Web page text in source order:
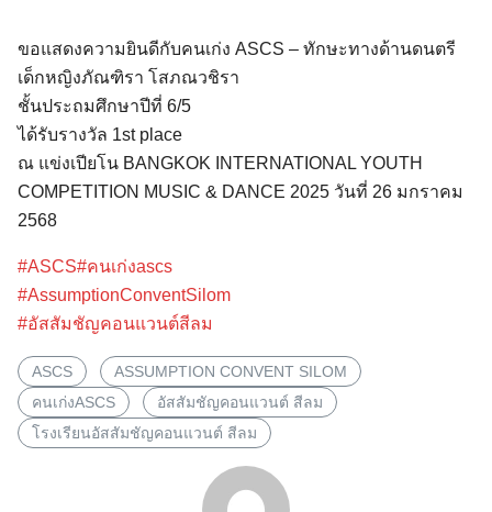
Search
for:
ขอแสดงความยินดีกับคนเก่ง ASCS – ทักษะทางด้านดนตรี
เด็กหญิงภัณฑิรา โสภณวชิรา
ชั้นประถมศึกษาปีที่ 6/5
ได้รับรางวัล 1st place
ณ แข่งเปียโน BANGKOK INTERNATIONAL YOUTH
COMPETITION MUSIC & DANCE 2025 วันที่ 26 มกราคม
2568
#ASCS#คนเก่งascs
#AssumptionConventSilom
#อัสสัมชัญคอนแวนต์สีลม
ASCS
ASSUMPTION CONVENT SILOM
คนเก่งASCS
อัสสัมชัญคอนแวนต์ สีลม
โรงเรียนอัสสัมชัญคอนแวนต์ สีลม